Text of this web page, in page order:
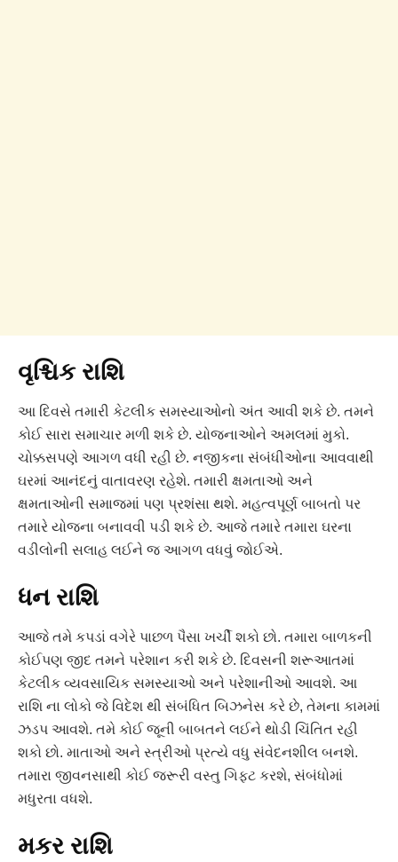
વૃશ્ચિક રાશિ
આ દિવસે તમારી કેટલીક સમસ્યાઓનો અંત આવી શકે છે. તમને
કોઈ સારા સમાચાર મળી શકે છે. યોજનાઓને અમલમાં મુકો.
ચોક્કસપણે આગળ વધી રહી છે. નજીકના સંબંધીઓના આવવાથી
ઘરમાં આનંદનું વાતાવરણ રહેશે. તમારી ક્ષમતાઓ અને
ક્ષમતાઓની સમાજમાં પણ પ્રશંસા થશે. મહત્વપૂર્ણ બાબતો પર
તમારે યોજના બનાવવી પડી શકે છે. આજે તમારે તમારા ઘરના
વડીલોની સલાહ લઈને જ આગળ વધવું જોઈએ.
ધન રાશિ
આજે તમે કપડાં વગેરે પાછળ પૈસા ખર્ચી શકો છો. તમારા બાળકની
કોઈપણ જીદ તમને પરેશાન કરી શકે છે. દિવસની શરૂઆતમાં
કેટલીક વ્યવસાયિક સમસ્યાઓ અને પરેશાનીઓ આવશે. આ
રાશિ ના લોકો જે વિદેશ થી સંબંધિત બિઝનેસ કરે છે, તેમના કામમાં
ઝડપ આવશે. તમે કોઈ જૂની બાબતને લઈને થોડી ચિંતિત રહી
શકો છો. માતાઓ અને સ્ત્રીઓ પ્રત્યે વધુ સંવેદનશીલ બનશે.
તમારા જીવનસાથી કોઈ જરૂરી વસ્તુ ગિફ્ટ કરશે, સંબંધોમાં
મધુરતા વધશે.
મકર રાશિ